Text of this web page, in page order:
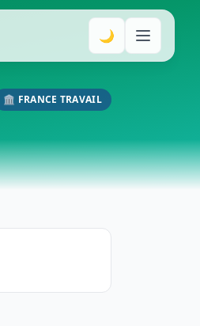
🌙
🏛️ FRANCE TRAVAIL